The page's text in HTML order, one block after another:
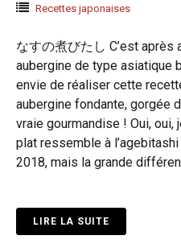
Recettes japonaises
なすの煮びたし C’est après
aubergine de type asiatique
envie de réaliser cette
aubergine fondante, gorgée
vraie gourmandise ! Oui, oui,
plat ressemble à
2018, mais la grande
LIRE LA SUITE